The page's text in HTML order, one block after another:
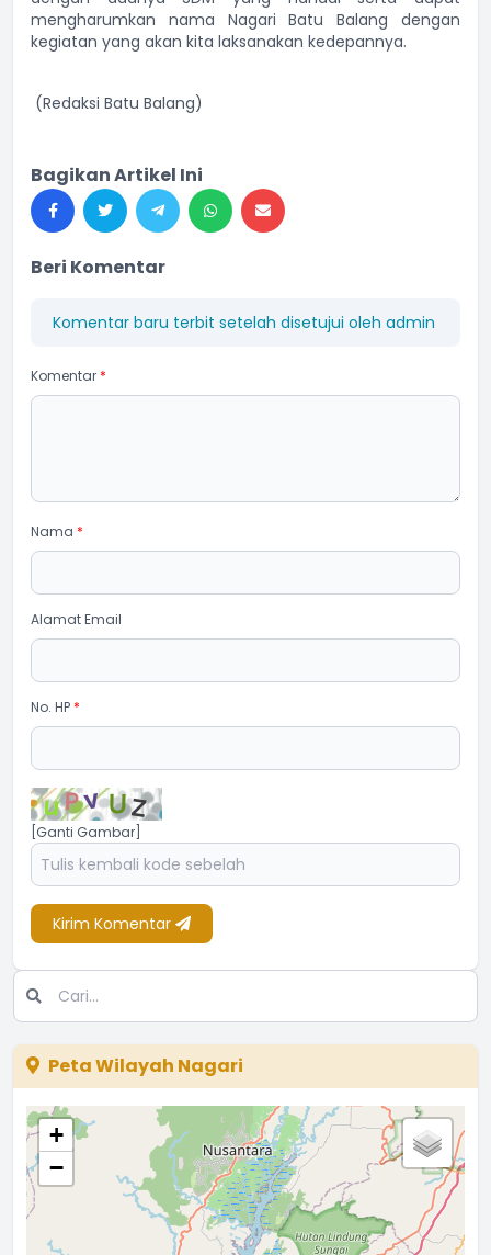
mengharumkan nama Nagari Batu Balang dengan
kegiatan yang akan kita laksanakan kedepannya.
(Redaksi Batu Balang)
Bagikan Artikel Ini
Beri Komentar
Komentar baru terbit setelah disetujui oleh admin
Komentar *
Nama *
Alamat Email
No. HP *
[Ganti Gambar]
Kirim Komentar
Peta Wilayah Nagari
+
−